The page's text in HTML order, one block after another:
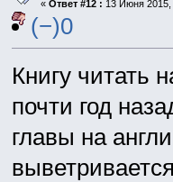
« Ответ #12 : 13 Июня 2015,
(−)0
Книгу читать
почти год
главы на